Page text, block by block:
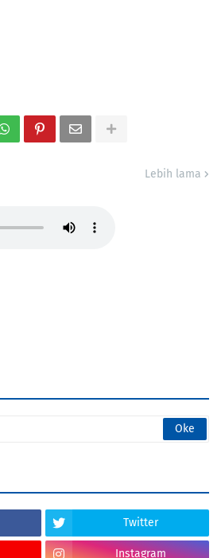
Lebih lama
Twitter
Instagram